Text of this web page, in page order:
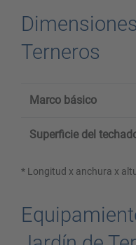
Terneros
Marco básico
Superficie del
* Longitud x anchura x